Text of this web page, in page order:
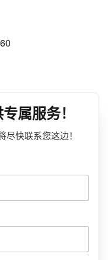
属服务！
快联系您这边！